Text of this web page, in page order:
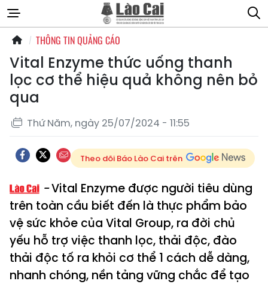
THÔNG TIN QUẢNG CÁO
Vital Enzyme thức uống thanh
lọc cơ thể hiệu quả không nên bỏ
qua
Thứ Năm, ngày 25/07/2024 - 11:55
Theo dõi Báo Lào Cai trên
Vital Enzyme được người tiêu dùng
trên toàn cầu biết đến là thực phẩm bảo
vệ sức khỏe của Vital Group, ra đời chủ
yếu hỗ trợ việc thanh lọc, thải độc, đào
thải độc tố ra khỏi cơ thể 1 cách dễ dàng,
nhanh chóng, nền tảng vững chắc để tạo